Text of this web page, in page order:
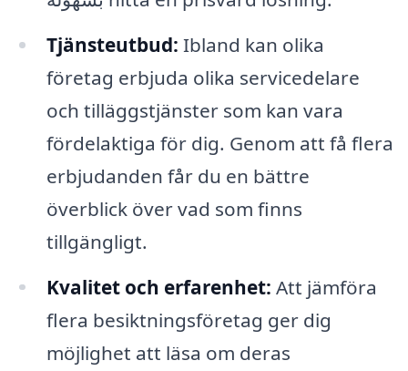
Tjänsteutbud: Ibland kan olika
företag erbjuda olika servicedelare
och tilläggstjänster som kan vara
fördelaktiga för dig. Genom att få flera
erbjudanden får du en bättre
överblick över vad som finns
tillgängligt.
Kvalitet och erfarenhet: Att jämföra
flera besiktningsföretag ger dig
möjlighet att läsa om deras